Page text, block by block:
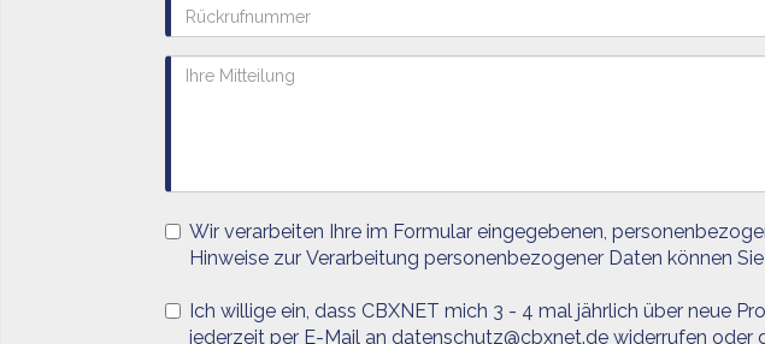
Wir verarbeiten Ihre im Formular eingegebenen,
Hinweise zur Verarbeitung personenbezogener Daten können
Ich willige ein, dass CBXNET mich 3 - 4 mal jährlich über neue
jederzeit per E-Mail an datenschutz@cbxnet.de widerrufen oder